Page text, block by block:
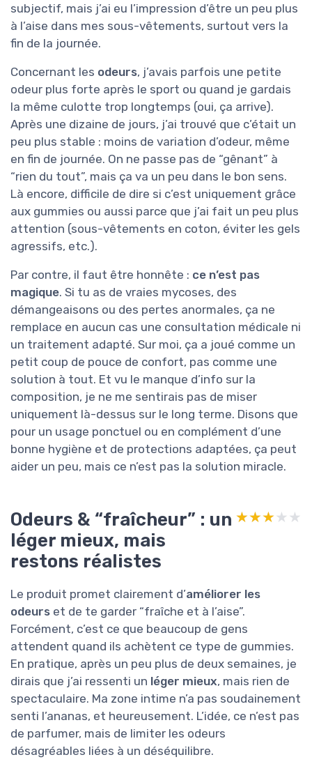
subjectif, mais j’ai eu l’impression d’être un peu plus
à l’aise dans mes sous-vêtements, surtout vers la
fin de la journée.
Concernant les odeurs, j’avais parfois une petite
odeur plus forte après le sport ou quand je gardais
la même culotte trop longtemps (oui, ça arrive).
Après une dizaine de jours, j’ai trouvé que c’était un
peu plus stable : moins de variation d’odeur, même
en fin de journée. On ne passe pas de “gênant” à
“rien du tout”, mais ça va un peu dans le bon sens.
Là encore, difficile de dire si c’est uniquement grâce
aux gummies ou aussi parce que j’ai fait un peu plus
attention (sous-vêtements en coton, éviter les gels
agressifs, etc.).
Par contre, il faut être honnête : ce n’est pas
magique. Si tu as de vraies mycoses, des
démangeaisons ou des pertes anormales, ça ne
remplace en aucun cas une consultation médicale ni
un traitement adapté. Sur moi, ça a joué comme un
petit coup de pouce de confort, pas comme une
solution à tout. Et vu le manque d’info sur la
composition, je ne me sentirais pas de miser
uniquement là-dessus sur le long terme. Disons que
pour un usage ponctuel ou en complément d’une
bonne hygiène et de protections adaptées, ça peut
aider un peu, mais ce n’est pas la solution miracle.
Odeurs & “fraîcheur” : un
léger mieux, mais
restons réalistes
★★★★★
★★★★★
Le produit promet clairement d’améliorer les
odeurs et de te garder “fraîche et à l’aise”.
Forcément, c’est ce que beaucoup de gens
attendent quand ils achètent ce type de gummies.
En pratique, après un peu plus de deux semaines, je
dirais que j’ai ressenti un léger mieux, mais rien de
spectaculaire. Ma zone intime n’a pas soudainement
senti l’ananas, et heureusement. L’idée, ce n’est pas
de parfumer, mais de limiter les odeurs
désagréables liées à un déséquilibre.